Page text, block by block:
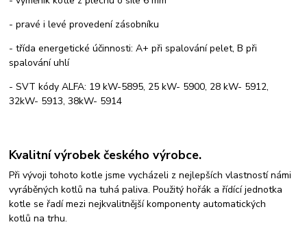
- pravé i levé provedení zásobníku
- třída energetické účinnosti: A+ při spalování pelet, B při
spalování uhlí
- SVT kódy ALFA: 19 kW-5895, 25 kW- 5900, 28 kW- 5912,
32kW- 5913, 38kW- 5914
Kvalitní výrobek českého výrobce.
Při vývoji tohoto kotle jsme vycházeli z nejlepších vlastností námi
vyráběných kotlů na tuhá paliva. Použitý hořák a řídící jednotka
kotle se řadí mezi nejkvalitnější komponenty automatických
kotlů na trhu.